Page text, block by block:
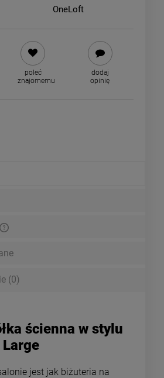
OneLoft
poleć
znajomemu
dodaj
opinię
(0)
ścienna w stylu
jest jak biżuteria na